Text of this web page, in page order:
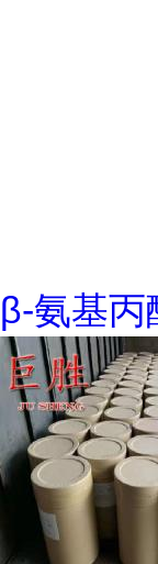
β-氨基丙